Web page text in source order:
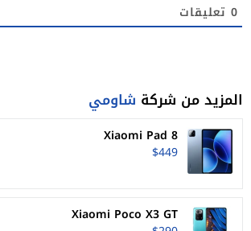
0 تعليقات
المزيد من شركة شاومي
Xiaomi Pad 8
$449
Xiaomi Poco X3 GT